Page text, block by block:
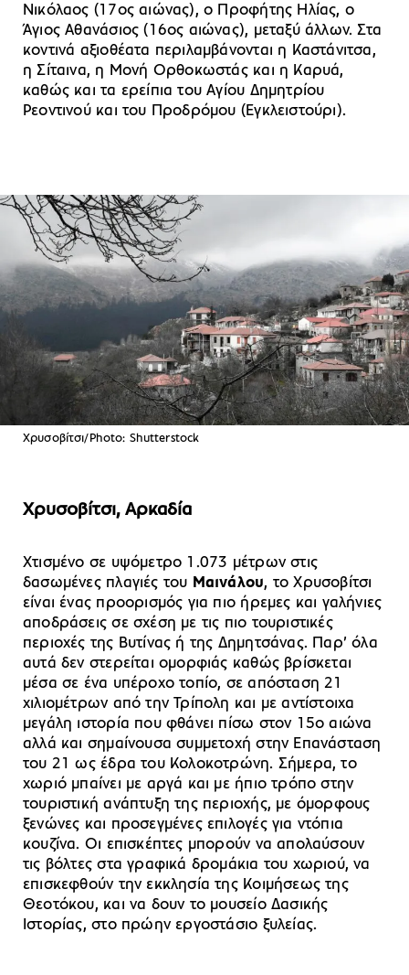
Νικόλαος (17ος αιώνας), ο Προφήτης Ηλίας, ο
Άγιος Αθανάσιος (16ος αιώνας), μεταξύ άλλων. Στα
κοντινά αξιοθέατα περιλαμβάνονται η Καστάνιτσα,
η Σίταινα, η Μονή Ορθοκωστάς και η Καρυά,
καθώς και τα ερείπια του Αγίου Δημητρίου
Ρεοντινού και του Προδρόμου (Εγκλειστούρι).
Χρυσοβίτσι/Photo: Shutterstock
Χρυσοβίτσι, Αρκαδία
Χτισμένο σε υψόμετρο 1.073 μέτρων στις
δασωμένες πλαγιές του Μαινάλου, το Χρυσοβίτσι
είναι ένας προορισμός για πιο ήρεμες και γαλήνιες
αποδράσεις σε σχέση με τις πιο τουριστικές
περιοχές της Βυτίνας ή της Δημητσάνας. Παρ’ όλα
αυτά δεν στερείται ομορφιάς καθώς βρίσκεται
μέσα σε ένα υπέροχο τοπίο, σε απόσταση 21
χιλιομέτρων από την Τρίπολη και με αντίστοιχα
μεγάλη ιστορία που φθάνει πίσω στον 15ο αιώνα
αλλά και σημαίνουσα συμμετοχή στην Επανάσταση
του 21 ως έδρα του Κολοκοτρώνη. Σήμερα, το
χωριό μπαίνει με αργά και με ήπιο τρόπο στην
τουριστική ανάπτυξη της περιοχής, με όμορφους
ξενώνες και προσεγμένες επιλογές για ντόπια
κουζίνα. Οι επισκέπτες μπορούν να απολαύσουν
τις βόλτες στα γραφικά δρομάκια του χωριού, να
επισκεφθούν την εκκλησία της Κοιμήσεως της
Θεοτόκου, και να δουν το μουσείο Δασικής
Ιστορίας, στο πρώην εργοστάσιο ξυλείας.